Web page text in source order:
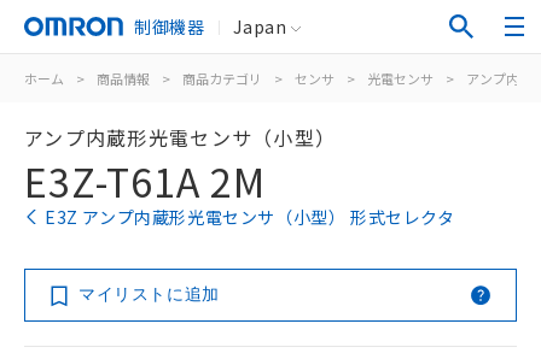
制御機器 Japan
ホーム > 商品情報 > 商品カテゴリ > センサ > 光電センサ > アンプ内蔵
アンプ内蔵形光電センサ（小型）
E3Z-T61A 2M
E3Z アンプ内蔵形光電センサ（小型） 形式セレクタ
マイリストに追加